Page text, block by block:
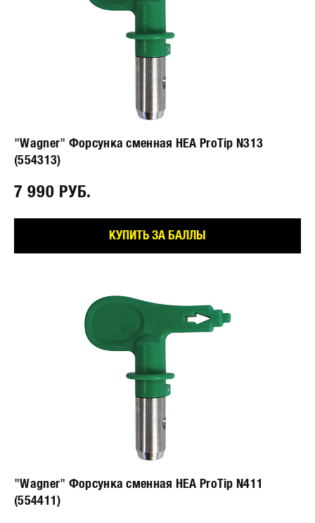
"Wagner" Форсунка сменная HEA ProTip N313
(554313)
7 990 РУБ.⠀
КУПИТЬ ЗА БАЛЛЫ
"Wagner" Форсунка сменная HEA ProTip N411
(554411)